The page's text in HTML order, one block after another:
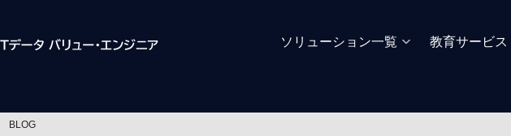
ソリューション一覧 教育サービス
BLOG